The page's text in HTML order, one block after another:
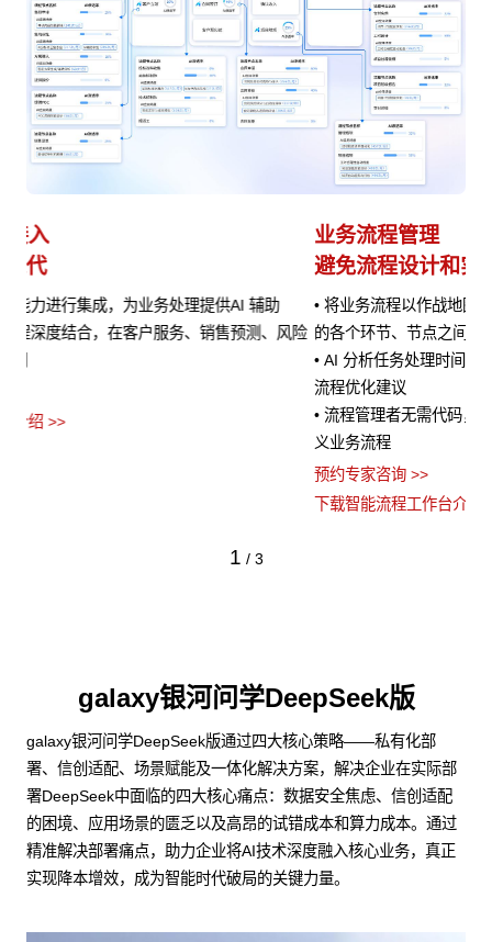
业务流程管理
避免流程设计和实际执行差异
• 将业务流程以作战地图的形式进行可视化呈现，清晰展示流程
的各个环节、节点之间的关系以及当前流程所处阶段
• AI 分析任务处理时间、资源消耗等指标数据，定位瓶颈并提供
• 流程管理者无需代码，通过拖拽、参数设置等方式即可快速定
1 / 3
galaxy银河问学DeepSeek版
galaxy银河问学DeepSeek版通过四大核心策略——私有化部
署、信创适配、场景赋能及一体化解决方案，解决企业在实际部
署DeepSeek中面临的四大核心痛点：数据安全焦虑、信创适配
的困境、应用场景的匮乏以及高昂的试错成本和算力成本。通过
精准解决部署痛点，助力企业将AI技术深度融入核心业务，真正
实现降本增效，成为智能时代破局的关键力量。